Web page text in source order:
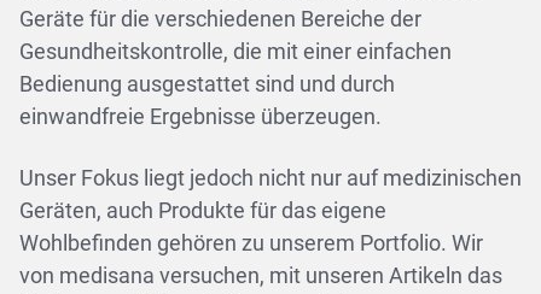
Geräte für die verschiedenen Bereiche der
Gesundheitskontrolle, die mit einer einfachen
Bedienung ausgestattet sind und durch
einwandfreie Ergebnisse überzeugen.
Unser Fokus liegt jedoch nicht nur auf medizinischen
Geräten, auch Produkte für das eigene
Wohlbefinden gehören zu unserem Portfolio. Wir
von medisana versuchen, mit unseren Artikeln das